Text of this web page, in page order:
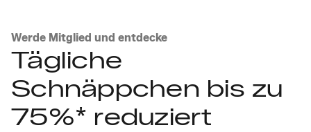
Werde Mitglied und entdecke
Tägliche
Schnäppchen bis zu
75%* reduziert